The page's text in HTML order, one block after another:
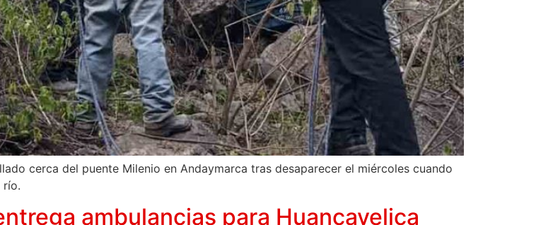
cerca del puente Milenio en Andaymarca tras desaparecer el miércoles cuando
río.
ambulancias para Huancavelica